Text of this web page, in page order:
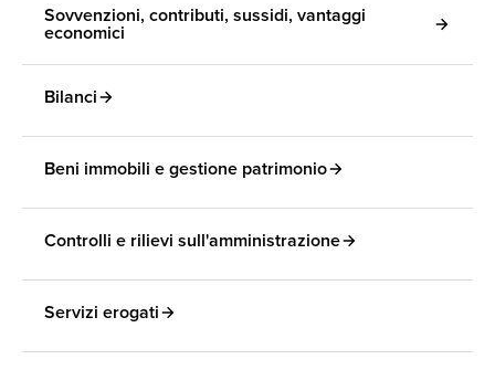
Sovvenzioni, contributi, sussidi, vantaggi
economici
Bilanci
Beni immobili e gestione patrimonio
Controlli e rilievi sull'amministrazione
Servizi erogati